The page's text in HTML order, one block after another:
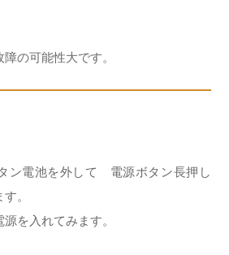
の可能性大です。
ン電池を外して 電源ボタン長押し
。
を入れてみます。